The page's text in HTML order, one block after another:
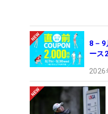
8－9
ース
2026